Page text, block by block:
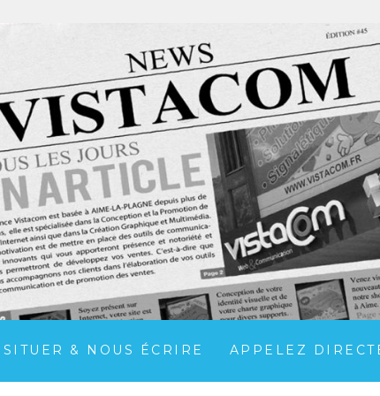
SITUER & NOUS ÉCRIRE APPELEZ